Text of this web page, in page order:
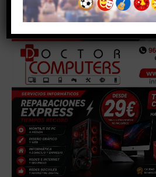
- Anuncio -